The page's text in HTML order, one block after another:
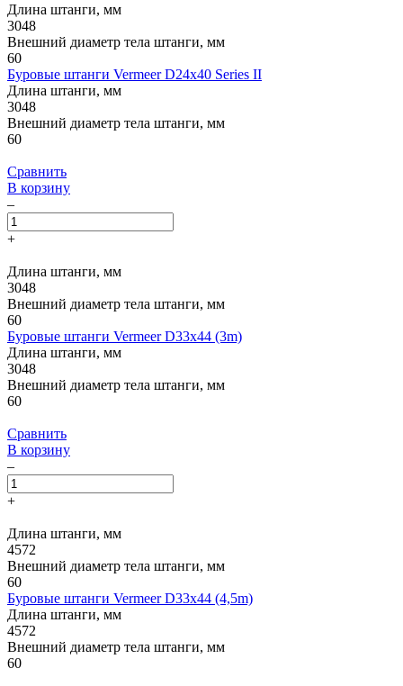
Длина штанги, мм
3048
Внешний диаметр тела штанги, мм
60
Буровые штанги Vermeer D24x40 Series II
Длина штанги, мм
3048
Внешний диаметр тела штанги, мм
60
Сравнить
В корзину
–
+
Длина штанги, мм
3048
Внешний диаметр тела штанги, мм
60
Буровые штанги Vermeer D33x44 (3m)
Длина штанги, мм
3048
Внешний диаметр тела штанги, мм
60
Сравнить
В корзину
–
+
Длина штанги, мм
4572
Внешний диаметр тела штанги, мм
60
Буровые штанги Vermeer D33x44 (4,5m)
Длина штанги, мм
4572
Внешний диаметр тела штанги, мм
60